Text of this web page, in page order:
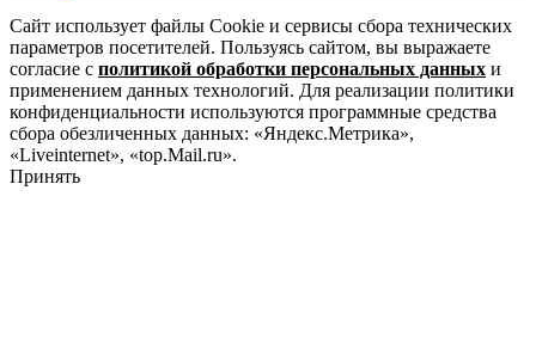
Сайт использует файлы Cookie и сервисы сбора технических
параметров посетителей. Пользуясь сайтом, вы выражаете
согласие с политикой обработки персональных данных и
применением данных технологий. Для реализации политики
конфиденциальности используются программные средства
сбора обезличенных данных: «Яндекс.Метрика»,
«Liveinternet», «top.Mail.ru».
Принять